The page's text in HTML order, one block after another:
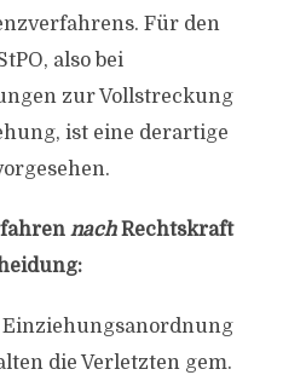
Für den
also bei
zur Vollstreckung
ist eine derartige
nach Rechtskraft
die Verletzten gem.